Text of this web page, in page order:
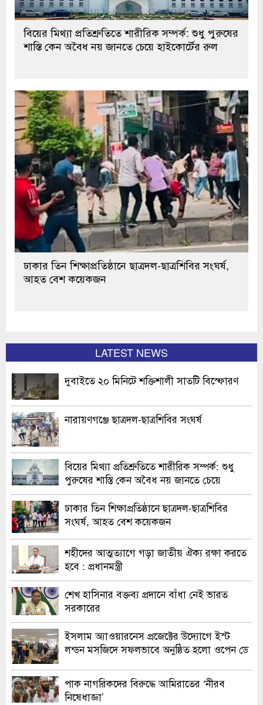
বিয়ের মিথ্যা প্রতিশ্রুতিতে শারীরিক সম্পর্ক: শুধু পুরুষের
শাস্তি কেন অবৈধ নয় জানতে চেয়ে হাইকোর্টের রুল
ঢাকার তিন শিক্ষাপ্রতিষ্ঠানে ছাত্রদল-ছাত্রশিবির সংঘর্ষ,
আহত বেশ কয়েকজন
LATEST NEWS
দুবাইতে ২০ মিনিটে শক্তিশালী সাতটি বিস্ফোরণ
নারায়ণগঞ্জে ছাত্রদল-ছাত্রশিবির সংঘর্ষ
বিয়ের মিথ্যা প্রতিশ্রুতিতে শারীরিক সম্পর্ক: শুধু
পুরুষের শাস্তি কেন অবৈধ নয় জানতে চেয়ে
হাইকোর্টের রুল
ঢাকার তিন শিক্ষাপ্রতিষ্ঠানে ছাত্রদল-ছাত্রশিবির
সংঘর্ষ, আহত বেশ কয়েকজন
শহীদের আত্মত্যাগে গড়া জাতীয় ঐক্য রক্ষা করতে
হবে : প্রধানমন্ত্রী
শেখ হাসিনার বক্তব্য প্রদানে বাঁধা নেই ভারত
সরকারের
ইসলাম অ্যাওয়ারনেস প্রজেক্টের উদ্যোগে ইস্ট
লন্ডন মসজিদে সফলভাবে অনুষ্ঠিত হলো ওপেন ডে
পাক নাগরিকদের বিরুদ্ধে আমিরাতের ‘নীরব
নিষেধাজ্ঞা’